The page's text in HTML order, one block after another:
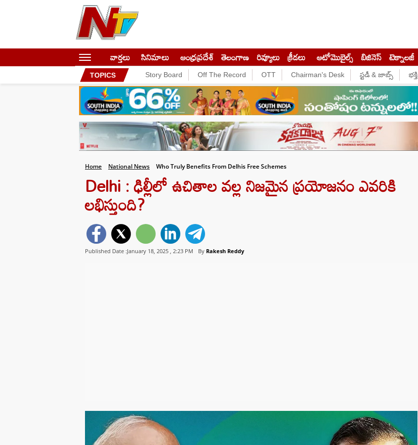
వార్తలు సినిమాలు ఆంధ్రప్రదేశ్ తెలంగాణ రివ్యూలు క్రీడలు ఆటోమొబైల్స్ బిజినెస్‌ టెక్నాలజీ
TOPICS Story Board Off The Record OTT Chairman's Desk స్టడీ & జాబ్స్ భక్తి
Home National News Who Truly Benefits From Delhis Free Schemes
Delhi : ఢిల్లీలో ఉచితాల వల్ల నిజమైన ప్రయోజనం ఎవరికి
లభిస్తుంది?
Published Date :January 18, 2025 , 2:23 PM By Rakesh Reddy